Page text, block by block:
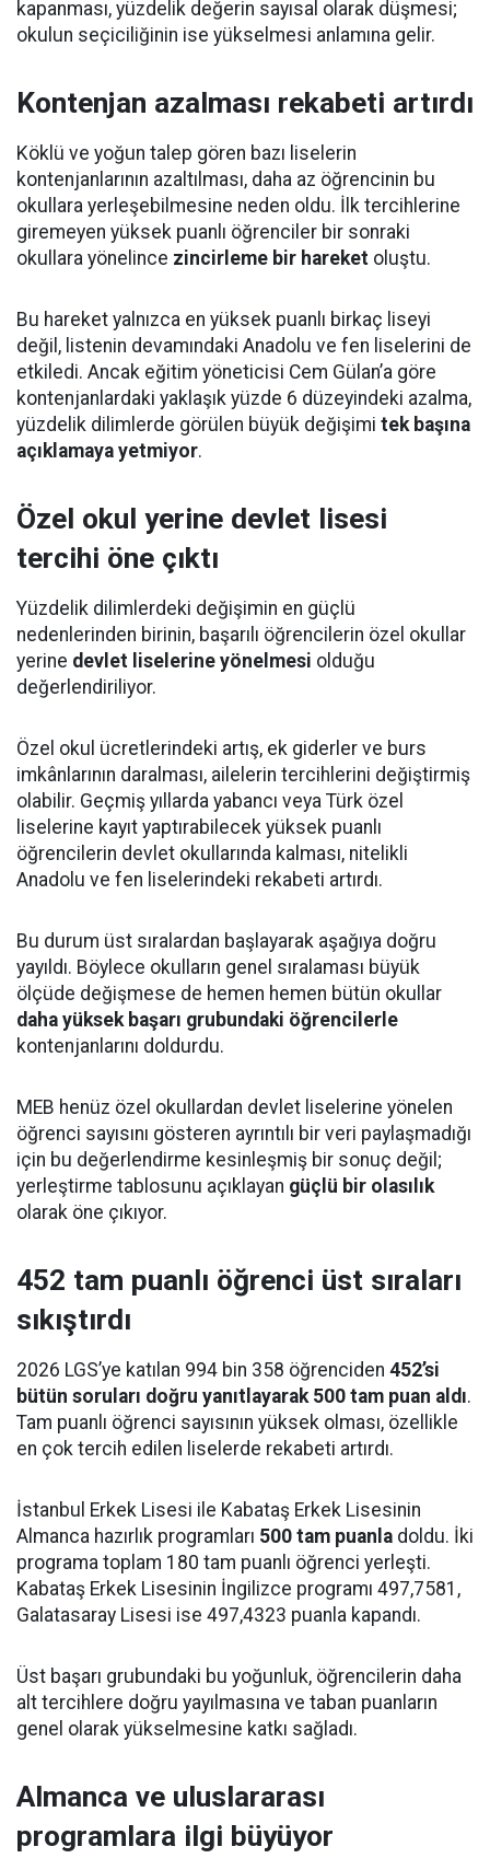
kapanması, yüzdelik değerin sayısal olarak düşmesi;
okulun seçiciliğinin ise yükselmesi anlamına gelir.
Kontenjan azalması rekabeti artırdı
Köklü ve yoğun talep gören bazı liselerin
kontenjanlarının azaltılması, daha az öğrencinin bu
okullara yerleşebilmesine neden oldu. İlk tercihlerine
giremeyen yüksek puanlı öğrenciler bir sonraki
okullara yönelince zincirleme bir hareket oluştu.
Bu hareket yalnızca en yüksek puanlı birkaç liseyi
değil, listenin devamındaki Anadolu ve fen liselerini de
etkiledi. Ancak eğitim yöneticisi Cem Gülan’a göre
kontenjanlardaki yaklaşık yüzde 6 düzeyindeki azalma,
yüzdelik dilimlerde görülen büyük değişimi tek başına
açıklamaya yetmiyor.
Özel okul yerine devlet lisesi
tercihi öne çıktı
Yüzdelik dilimlerdeki değişimin en güçlü
nedenlerinden birinin, başarılı öğrencilerin özel okullar
yerine devlet liselerine yönelmesi olduğu
değerlendiriliyor.
Özel okul ücretlerindeki artış, ek giderler ve burs
imkânlarının daralması, ailelerin tercihlerini değiştirmiş
olabilir. Geçmiş yıllarda yabancı veya Türk özel
liselerine kayıt yaptırabilecek yüksek puanlı
öğrencilerin devlet okullarında kalması, nitelikli
Anadolu ve fen liselerindeki rekabeti artırdı.
Bu durum üst sıralardan başlayarak aşağıya doğru
yayıldı. Böylece okulların genel sıralaması büyük
ölçüde değişmese de hemen hemen bütün okullar
daha yüksek başarı grubundaki öğrencilerle
kontenjanlarını doldurdu.
MEB henüz özel okullardan devlet liselerine yönelen
öğrenci sayısını gösteren ayrıntılı bir veri paylaşmadığı
için bu değerlendirme kesinleşmiş bir sonuç değil;
yerleştirme tablosunu açıklayan güçlü bir olasılık
olarak öne çıkıyor.
452 tam puanlı öğrenci üst sıraları
sıkıştırdı
2026 LGS’ye katılan 994 bin 358 öğrenciden 452’si
bütün soruları doğru yanıtlayarak 500 tam puan aldı.
Tam puanlı öğrenci sayısının yüksek olması, özellikle
en çok tercih edilen liselerde rekabeti artırdı.
İstanbul Erkek Lisesi ile Kabataş Erkek Lisesinin
Almanca hazırlık programları 500 tam puanla doldu. İki
programa toplam 180 tam puanlı öğrenci yerleşti.
Kabataş Erkek Lisesinin İngilizce programı 497,7581,
Galatasaray Lisesi ise 497,4323 puanla kapandı.
Üst başarı grubundaki bu yoğunluk, öğrencilerin daha
alt tercihlere doğru yayılmasına ve taban puanların
genel olarak yükselmesine katkı sağladı.
Almanca ve uluslararası
programlara ilgi büyüyor